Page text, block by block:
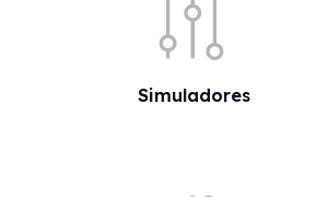
Simuladores